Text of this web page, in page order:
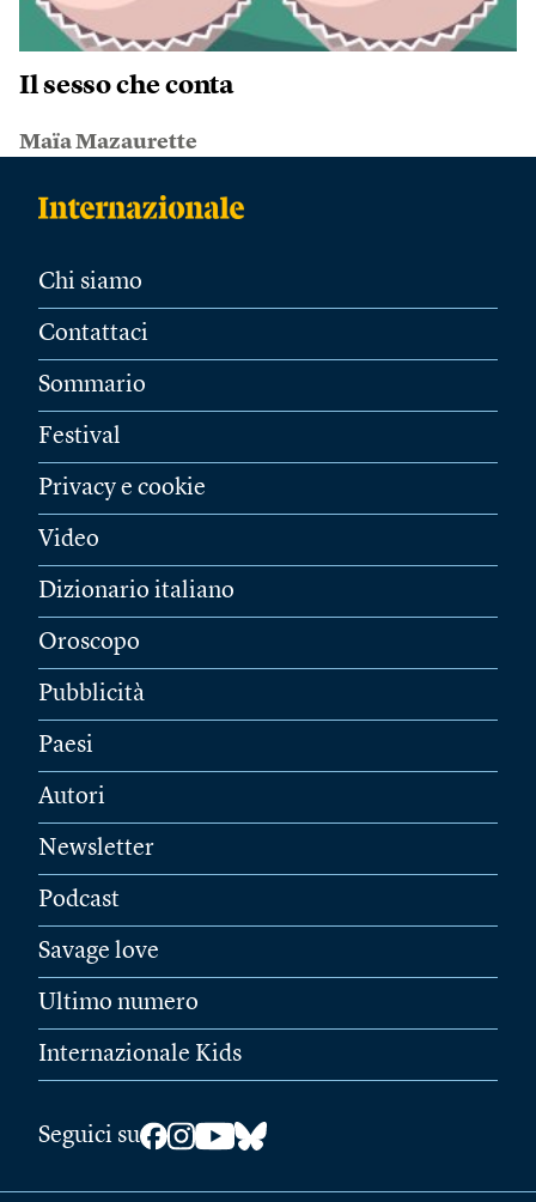
Il sesso che conta
Maïa Mazaurette
Chi siamo
Contattaci
Sommario
Festival
Privacy e cookie
Video
Dizionario italiano
Oroscopo
Pubblicità
Paesi
Autori
Newsletter
Podcast
Savage love
Ultimo numero
Internazionale Kids
Seguici su